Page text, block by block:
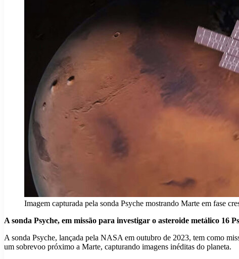
Imagem capturada pela sonda Psyche mostrando Marte em fase
A sonda Psyche, em missão para investigar o asteroide metálico 16
A sonda Psyche, lançada pela NASA em outubro de 2023, tem como
um sobrevoo próximo a Marte, capturando imagens inéditas do planeta.